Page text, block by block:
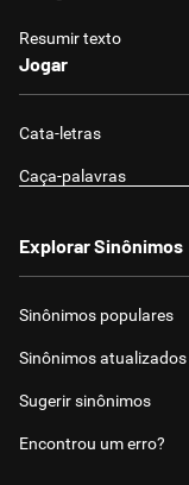
Resumir texto
Jogar
Cata-letras
Caça-palavras
Explorar Sinônimos
Sinônimos populares
Sinônimos atualizados
Sugerir sinônimos
Encontrou um erro?